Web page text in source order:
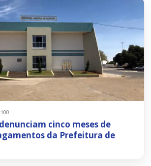
cinco meses de
da Prefeitura de